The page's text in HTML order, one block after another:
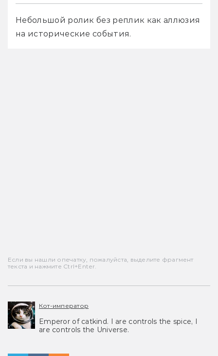
Небольшой ролик без реплик как аллюзия
на исторические события.
Если вы нашли опечатку, пожалуйста, выделите фрагмент
текста и нажмите Ctrl+Enter.
Кот-император
Emperor of catkind. I are controls the spice, I
are controls the Universe.